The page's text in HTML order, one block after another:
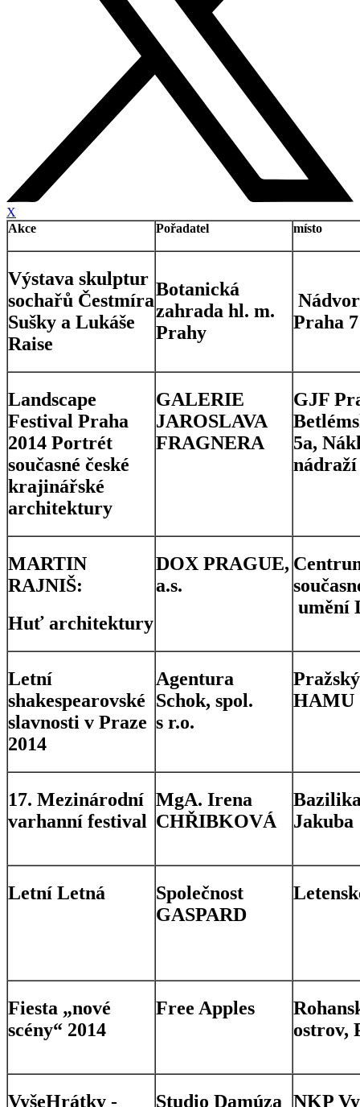
X
Akce
Pořadatel místo
Výstava skulptur
sochařů Čestmíra
Sušky a Lukáše
Raise
Botanická
zahrada hl. m.
Prahy
Praha
Landscape
Festival Praha
2014 Portrét
současné české
krajinářské
architektury
GALERIE
JAROSLAVA
FRAGNERA
GJF
5a,
MARTIN
RAJNIŠ:
Huť architektury
DOX PRAGUE,
a.s.
umění
Letní
shakespearovské
slavnosti v Praze
2014
Agentura
Schok, spol.
s r.o.
HAMU
17. Mezinárodní
varhanní festival
MgA. Irena
CHŘIBKOVÁ
Jakuba
Letní Letná
Společnost
GASPARD
Fiesta „nové
scény“ 2014
Free Apples
ostrov,
VyšeHrátky - Studio Damúza NKP